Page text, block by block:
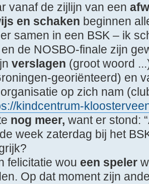
vanaf de zijlijn van een
en schaken beginnen
samen in een BSK – ik
de NOSBO-finale zijn
verslagen (groot woord
georiënteerd) en
op zich nam
kindcentrum-
nog meer, want er stond:
week zaterdag bij het
felicitatie wou een speler
Op dat moment zijn